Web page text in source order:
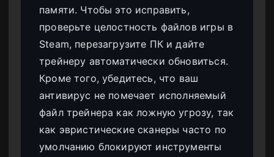
памяти. Чтобы это исправить,
проверьте целостность файлов игры в
Steam, перезагрузите ПК и дайте
трейнеру автоматически обновиться.
Кроме того, убедитесь, что ваш
антивирус не помечает исполняемый
файл трейнера как ложную угрозу, так
как эвристические сканеры часто по
умолчанию блокируют инструменты